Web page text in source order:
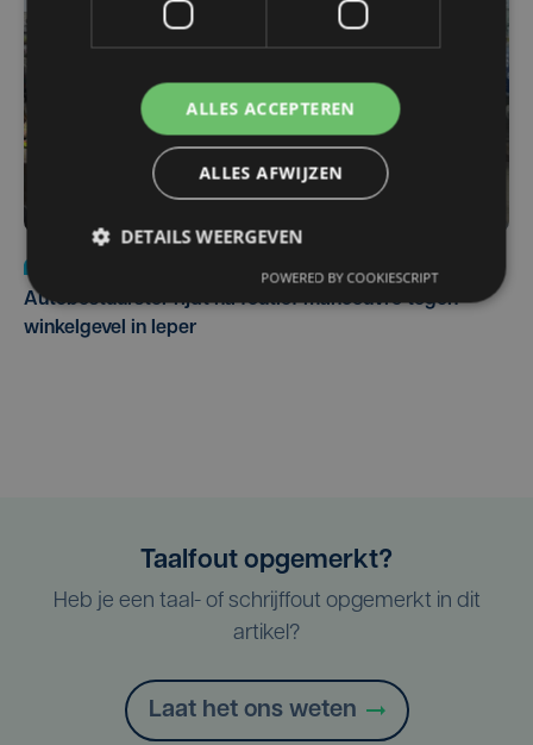
Autobestuurster rijdt na foutief manoeuvre tegen
winkelgevel in Ieper
Taalfout opgemerkt?
Heb je een taal- of schrijffout opgemerkt in dit
artikel?
Laat het ons weten
ALLES ACCEPTEREN
ALLES AFWIJZEN
DETAILS WEERGEVEN
POWERED BY COOKIESCRIPT